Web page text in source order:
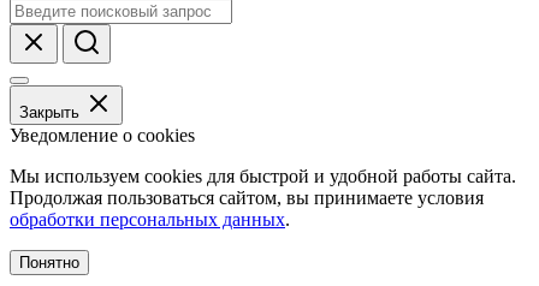
Закрыть
Уведомление о cookies
Мы используем cookies для быстрой и удобной работы сайта.
Продолжая пользоваться сайтом, вы принимаете условия
обработки персональных данных.
Понятно